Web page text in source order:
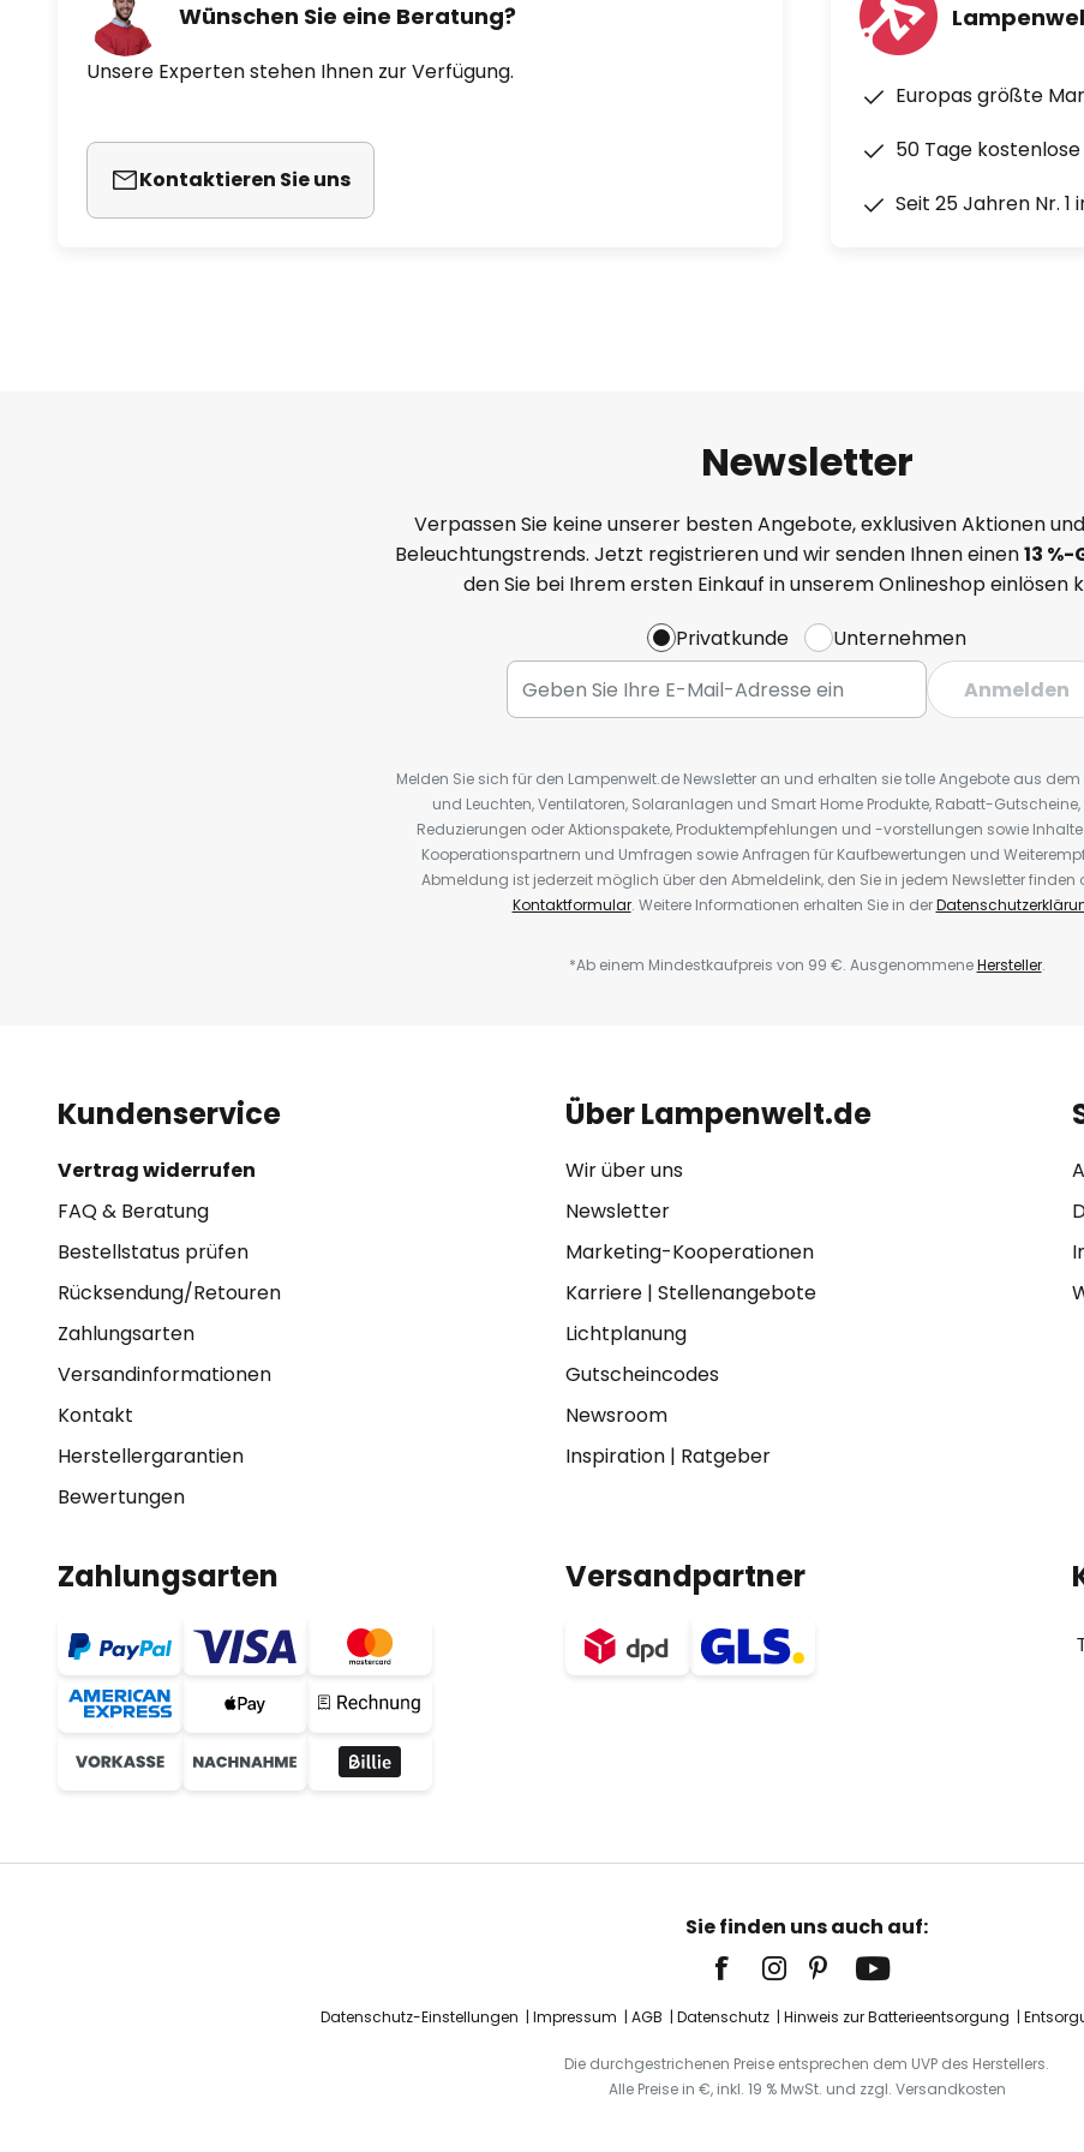
Wünschen Sie eine Beratung?
Unsere Experten stehen Ihnen zur Verfügung.
Kontaktieren Sie uns
Europas größte
50 Tage
Seit 25 Jahren Nr. 1
Newsletter
Verpassen Sie keine unserer besten Angebote, exklusiven Aktionen
Beleuchtungstrends. Jetzt registrieren und wir senden Ihnen einen13 %-
den Sie bei Ihrem ersten Einkauf in unserem Onlineshop einlösen
Privatkunde
Unternehmen
Anmelden
Melden Sie sich für den Lampenwelt.de Newsletter an und erhalten sie tolle Angebote aus
und Leuchten, Ventilatoren, Solaranlagen und Smart Home Produkte, Rabatt-
Reduzierungen oder Aktionspakete, Produktempfehlungen und -vorstellungen sowie
Kooperationspartnern und Umfragen sowie Anfragen für Kaufbewertungen und
Abmeldung ist jederzeit möglich über den Abmeldelink, den Sie in jedem Newsletter finden
Kontaktformular. Weitere Informationen erhalten Sie in der
*Ab einem Mindestkaufpreis von 99 €. AusgenommeneHersteller.
Kundenservice
Vertrag widerrufen
FAQ & Beratung
Bestellstatus prüfen
Rücksendung/Retouren
Zahlungsarten
Versandinformationen
Kontakt
Herstellergarantien
Bewertungen
Über Lampenwelt.de
Wir über uns
Newsletter
Marketing-Kooperationen
Karriere| Stellenangebote
Lichtplanung
Gutscheincodes
Newsroom
Inspiration| Ratgeber
Zahlungsarten Versandpartner
Sie finden uns auch auf:
Datenschutz-Einstellungen Impressum AGB Datenschutz Hinweis zur Batterieentsorgung
Die durchgestrichenen Preise entsprechen dem UVP des Herstellers.
Alle Preise in €, inkl. 19 % MwSt. und zzgl. Versandkosten